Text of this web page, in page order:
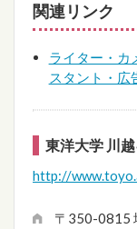
関連リンク
ライター・カ
スタント・
東洋大学 川
http://
〒350-0815